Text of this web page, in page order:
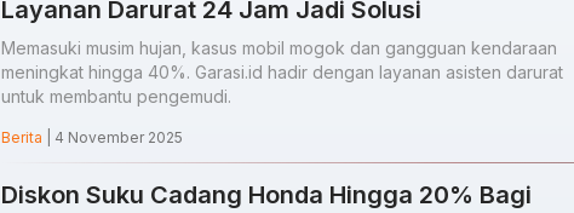
Layanan Darurat 24 Jam Jadi Solusi
Memasuki musim hujan, kasus mobil mogok dan gangguan kendaraan
meningkat hingga 40%. Garasi.id hadir dengan layanan asisten darurat
untuk membantu pengemudi.
Berita | 4 November 2025
Diskon Suku Cadang Honda Hingga 20% Bagi